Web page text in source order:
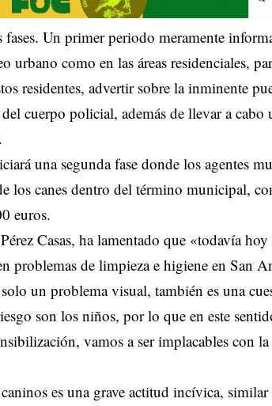
Un primer periodo meramente
urbano como en las áreas residenciales,
residentes, advertir sobre la inminente
cuerpo policial, además de llevar a cabo
una segunda fase donde los agentes
los canes dentro del término municipal,
euros.
Casas, ha lamentado que «todavía
problemas de limpieza e higiene en San
un problema visual, también es una
son los niños, por lo que en este
vamos a ser implacables con
es una grave actitud incívica,